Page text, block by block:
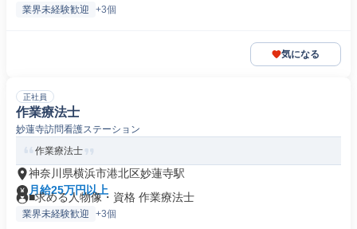
業界未経験歓迎 +3個
気になる
正社員
作業療法士
妙蓮寺訪問看護ステーション
作業療法士
神奈川県横浜市港北区妙蓮寺駅
月給25万円以上
■求める人物像・資格 作業療法士
業界未経験歓迎 +3個